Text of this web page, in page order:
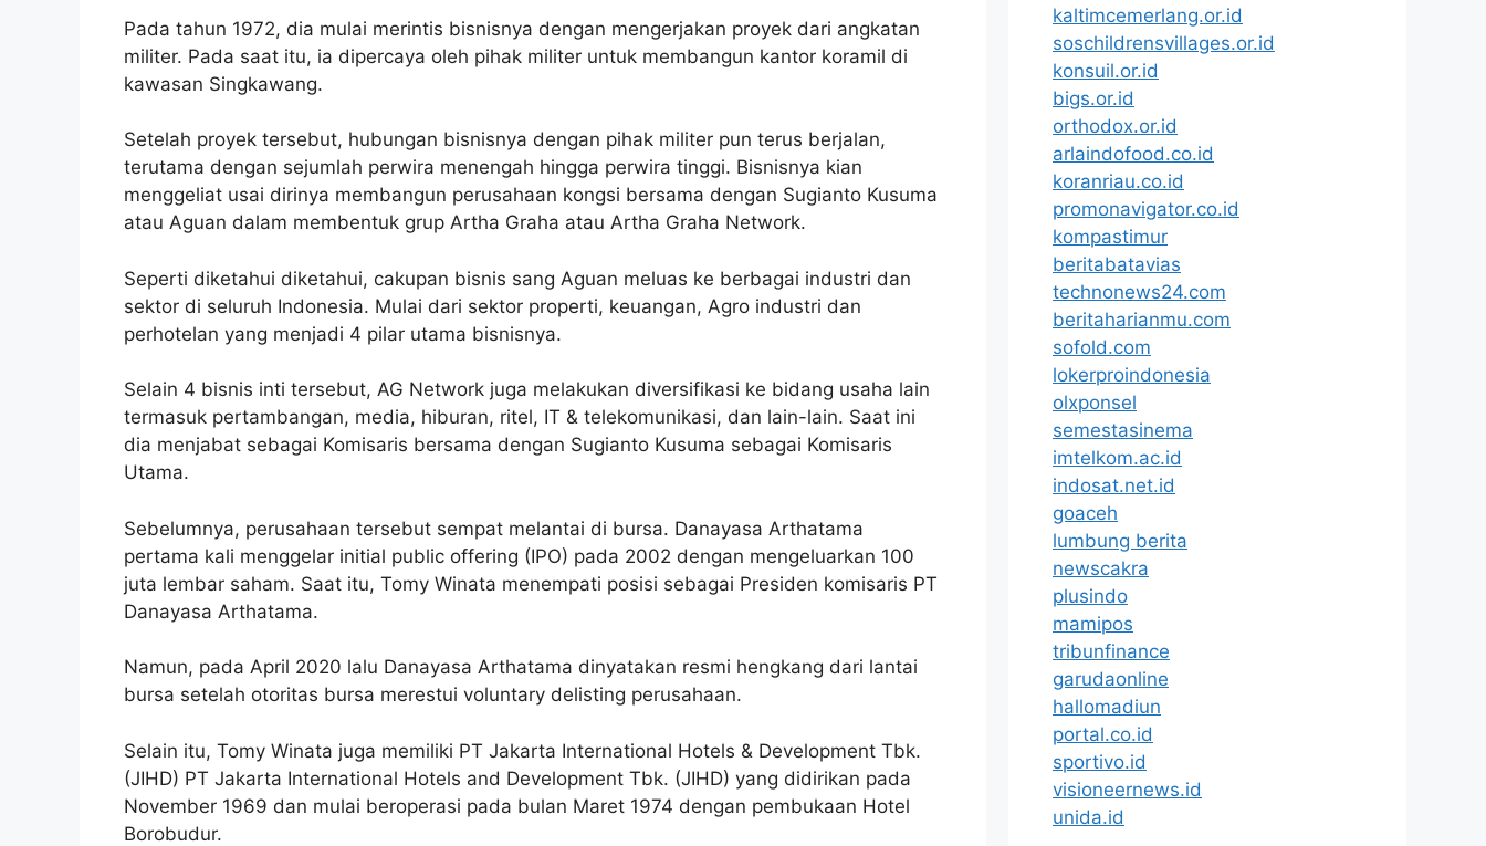
Pada tahun 1972, dia mulai merintis bisnisnya dengan mengerjakan proyek dari angkatan
militer. Pada saat itu, ia dipercaya oleh pihak militer untuk membangun kantor koramil di
kawasan Singkawang.
Setelah proyek tersebut, hubungan bisnisnya dengan pihak militer pun terus berjalan,
terutama dengan sejumlah perwira menengah hingga perwira tinggi. Bisnisnya kian
menggeliat usai dirinya membangun perusahaan kongsi bersama dengan Sugianto Kusuma
atau Aguan dalam membentuk grup Artha Graha atau Artha Graha Network.
Seperti diketahui diketahui, cakupan bisnis sang Aguan meluas ke berbagai industri dan
sektor di seluruh Indonesia. Mulai dari sektor properti, keuangan, Agro industri dan
perhotelan yang menjadi 4 pilar utama bisnisnya.
Selain 4 bisnis inti tersebut, AG Network juga melakukan diversifikasi ke bidang usaha lain
termasuk pertambangan, media, hiburan, ritel, IT & telekomunikasi, dan lain-lain. Saat ini
dia menjabat sebagai Komisaris bersama dengan Sugianto Kusuma sebagai Komisaris
Utama.
Sebelumnya, perusahaan tersebut sempat melantai di bursa. Danayasa Arthatama
pertama kali menggelar initial public offering (IPO) pada 2002 dengan mengeluarkan 100
juta lembar saham. Saat itu, Tomy Winata menempati posisi sebagai Presiden komisaris PT
Danayasa Arthatama.
Namun, pada April 2020 lalu Danayasa Arthatama dinyatakan resmi hengkang dari lantai
bursa setelah otoritas bursa merestui voluntary delisting perusahaan.
Selain itu, Tomy Winata juga memiliki PT Jakarta International Hotels & Development Tbk.
(JIHD) PT Jakarta International Hotels and Development Tbk. (JIHD) yang didirikan pada
November 1969 dan mulai beroperasi pada bulan Maret 1974 dengan pembukaan Hotel
Borobudur.
kaltimcemerlang.or.id
soschildrensvillages.or.id
konsuil.or.id
bigs.or.id
orthodox.or.id
arlaindofood.co.id
koranriau.co.id
promonavigator.co.id
kompastimur
beritabatavias
technonews24.com
beritaharianmu.com
sofold.com
lokerproindonesia
olxponsel
semestasinema
imtelkom.ac.id
indosat.net.id
goaceh
lumbung berita
newscakra
plusindo
mamipos
tribunfinance
garudaonline
hallomadiun
portal.co.id
sportivo.id
visioneernews.id
unida.id